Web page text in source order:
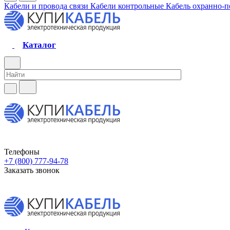
Кабели и провода связи Кабели контрольные Кабель охранно-
Каталог
Телефоны
+7 (800) 777-94-78
Заказать звонок